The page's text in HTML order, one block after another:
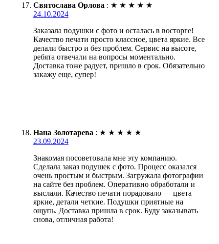
Святослава Орлова : ★ ★ ★ ★ ★
24.10.2024
Заказала подушки с фото и осталась в восторге!
Качество печати просто классное, цвета яркие. Все
делали быстро и без проблем. Сервис на высоте,
ребята отвечали на вопросы моментально.
Доставка тоже радует, пришло в срок. Обязательно
закажу еще, супер!
Нана Золотарева : ★ ★ ★ ★ ★
23.09.2024
Знакомая посоветовала мне эту компанию.
Сделала заказ подушек с фото. Процесс оказался
очень простым и быстрым. Загружала фотографии
на сайте без проблем. Оперативно обработали и
выслали. Качество печати порадовало — цвета
яркие, детали четкие. Подушки приятные на
ощупь. Доставка пришла в срок. Буду заказывать
снова, отличная работа!